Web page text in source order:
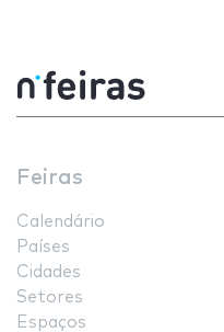
Feiras
Calendário
Países
Cidades
Setores
Espaços